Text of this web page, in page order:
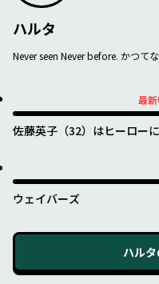
ハルタ
Never seen Never before. かつて
最
佐藤英子（32）はヒーロー
ウェイバーズ
ハルタ